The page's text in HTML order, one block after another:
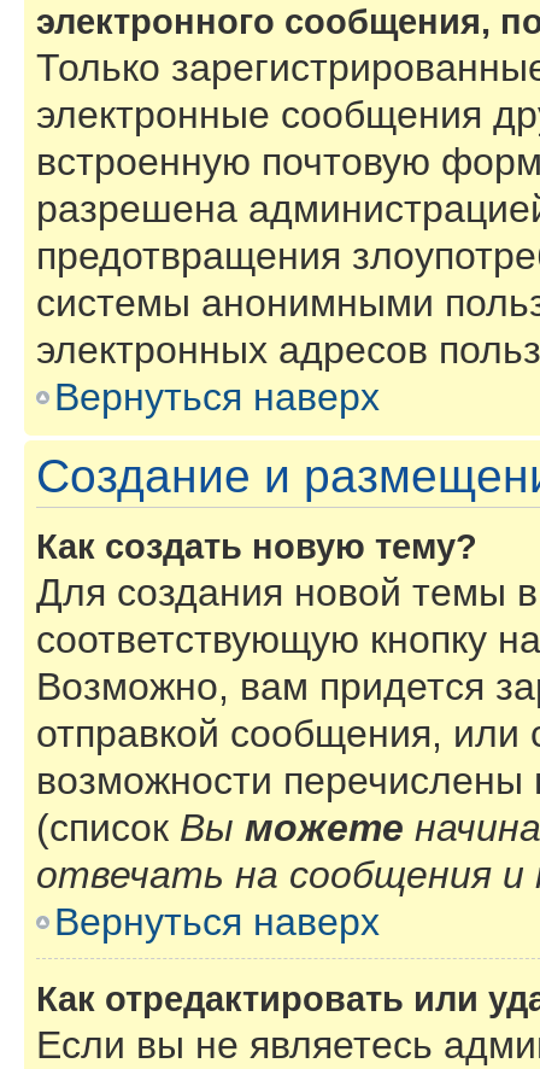
электронного сообщения,
Только
электронные сообщения
встроенную почтовую
разрешена
предотвращения
системы анонимными
электронных адресов
Вернуться наверх
Создание и
Как создать новую тему?
Для создания новой темы
соответствующую кнопку
Возможно, вам придется
отправкой сообщения,
возможности
(список Вы можете
отвечать на сообщения
Вернуться наверх
Как отредактировать или
Если вы не являетесь